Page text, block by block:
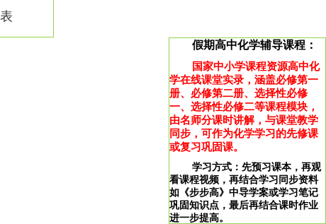
假期高中化学辅导课程：
国家中小学课程资源高中化
学在线课堂实录，涵盖必修第一
册、必修第二册、选择性必修
一、选择性必修二等课程模块，
由名师分课时讲解，与课堂教学
同步，可作为化学学习的先修课
或复习巩固课。
学习方式：先预习课本，再观
看课程视频，再结合学习同步资料
如《步步高》中导学案或学习笔记
巩固知识点，最后再结合课时作业
进一步提高。